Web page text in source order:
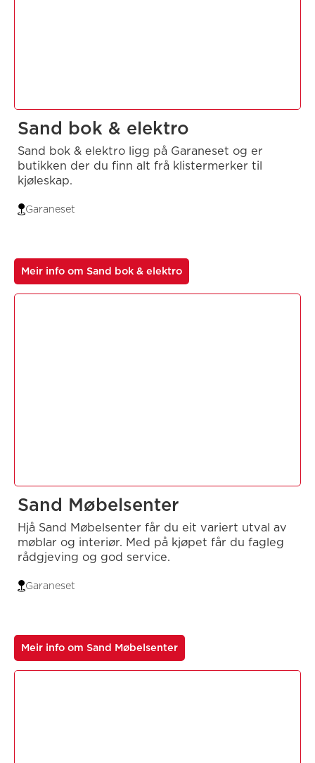
Sand bok & elektro
Sand bok & elektro ligg på Garaneset og er
butikken der du finn alt frå klistermerker til
kjøleskap.
Garaneset
Meir info om Sand bok & elektro
Sand Møbelsenter
Hjå Sand Møbelsenter får du eit variert utval av
møblar og interiør. Med på kjøpet får du fagleg
rådgjeving og god service.
Garaneset
Meir info om Sand Møbelsenter